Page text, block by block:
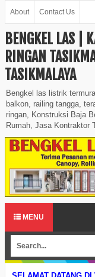
About Contact Us
BENGKEL LAS |
RINGAN
TASIKMALAYA
Bengkel las listrik
balkon, railing tangga,
ringan, Konstruksi Baja
Rumah, Jasa Kontraktor
MENU
DATANG DI